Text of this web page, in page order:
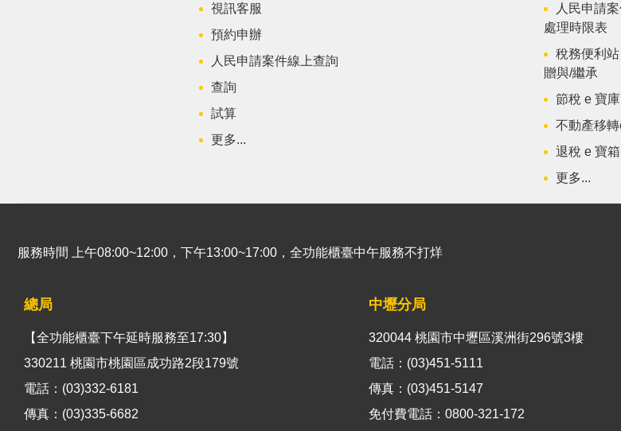
視訊客服
預約申辦
人民申請案件線上查詢
查詢
試算
更多...
人民申請
處理時限表
稅務便利
贈與/繼承
節稅 e 寶庫
不動產移
退稅 e 寶箱
更多...
服務時間 上午08:00~12:00，下午13:00~17:00，全功能櫃臺中午服務不打烊
總局
【全功能櫃臺下午延時服務至17:30】
330211 桃園市桃園區成功路2段179號
電話：(03)332-6181
傳真：(03)335-6682
中壢分局
320044 桃園市中壢區溪洲街296號3樓
電話：(03)451-5111
傳真：(03)451-5147
免付費電話：0800-321-172